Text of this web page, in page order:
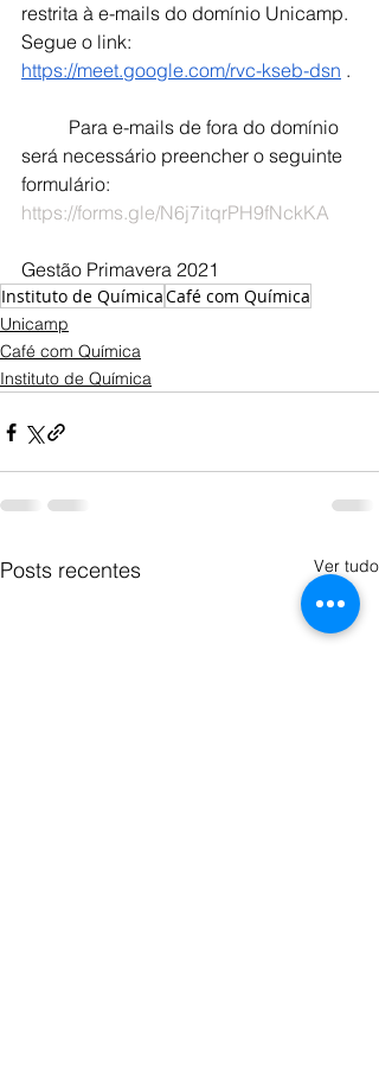
restrita à e-mails do domínio Unicamp.
Segue o link:
https://meet.google.com/rvc-kseb-dsn .
Para e-mails de fora do domínio
será necessário preencher o seguinte
formulário:
https://forms.gle/N6j7itqrPH9fNckKA
Gestão Primavera 2021
Instituto de QuímicaCafé com Química
Unicamp
Café com Química
Instituto de Química
Posts recentes Ver tudo